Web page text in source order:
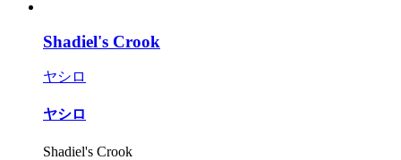
Shadiel's Crook
ヤシロ
ヤシロ
Shadiel's Crook